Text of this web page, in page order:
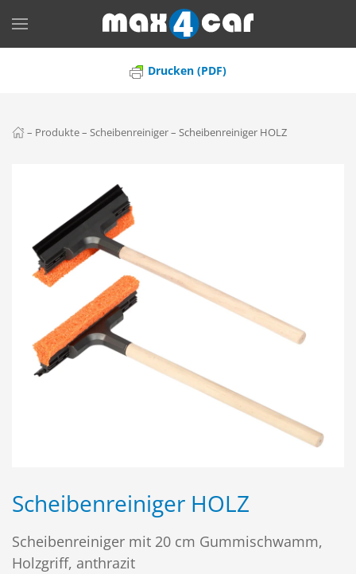
Skip to main content
Drucken (PDF)
– Produkte– Scheibenreiniger– Scheibenreiniger HOLZ
Scheibenreiniger HOLZ
Scheibenreiniger mit 20 cm Gummischwamm,
Holzgriff, anthrazit